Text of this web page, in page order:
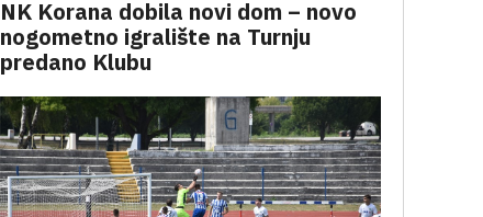
NK Korana dobila novi dom – novo
nogometno igralište na Turnju
predano Klubu